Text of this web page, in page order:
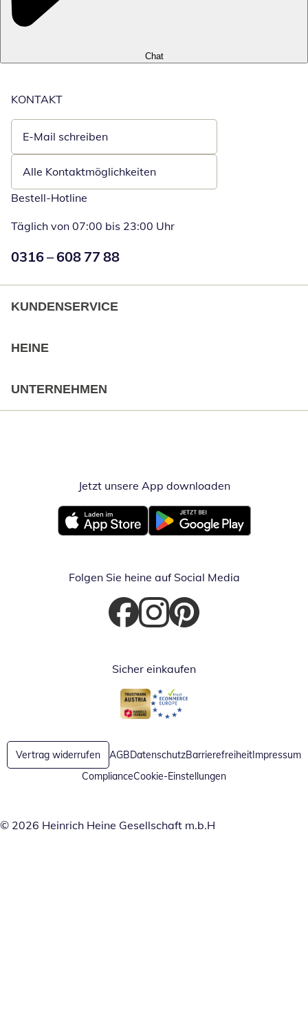
Chat
KONTAKT
E-Mail schreiben
Öffnet E-Mail-Client
Alle Kontaktmöglichkeiten
Bestell-Hotline
Täglich von 07:00 bis 23:00 Uhr
Numéro de téléphone:
0316 – 608 77 88
KUNDENSERVICE
HEINE
UNTERNEHMEN
Jetzt unsere App downloadenÖffnet in
Öffnet in neuem FensterÖffnet in neuem Fenster
Folgen Sie heine auf Social Media
Öffnet in neuem Fenster
Öffnet in neuem Fenster
Öffnet in neuem Fenster
Sicher einkaufen
Öffnet in neuem Fenster
Öffnet in neuem Fenster
Vertrag widerrufen AGBDatenschutzBarrierefreiheitImpressum
ComplianceCookie-Einstellungen
© 2026 Heinrich Heine Gesellschaft m.b.H